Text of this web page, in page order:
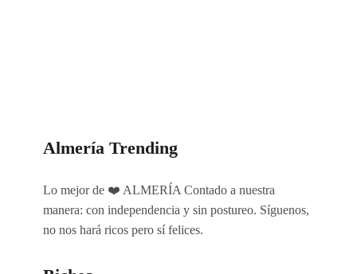
Almería Trending
Lo mejor de ❤️ ALMERÍA Contado a nuestra
manera: con independencia y sin postureo. Síguenos,
no nos hará ricos pero sí felices.